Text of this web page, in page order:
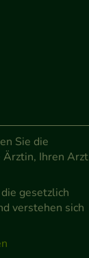
Sie die
Ärztin, Ihren Arzt
gesetzlich
verstehen sich